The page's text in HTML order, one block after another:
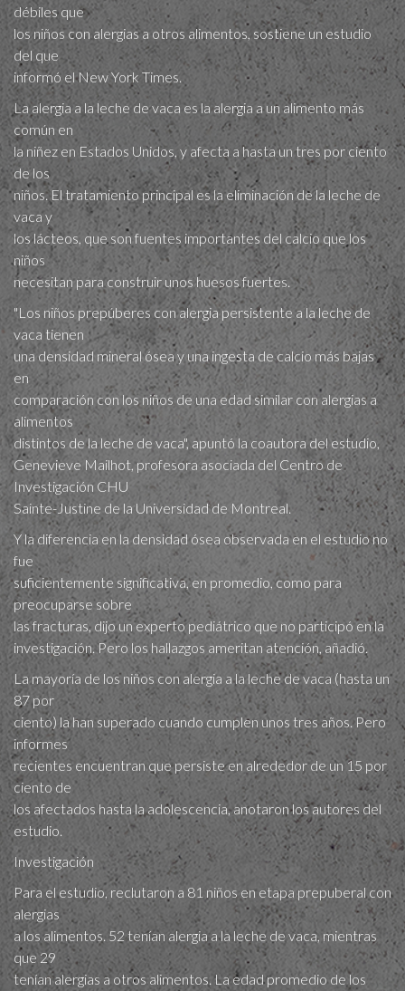
débiles que
los niños con alergias a otros alimentos, sostiene un estudio
del que
informó el New York Times.
La alergia a la leche de vaca es la alergia a un alimento más
común en
la niñez en Estados Unidos, y afecta a hasta un tres por ciento
de los
niños. El tratamiento principal es la eliminación de la leche de
vaca y
los lácteos, que son fuentes importantes del calcio que los
niños
necesitan para construir unos huesos fuertes.
"Los niños prepúberes con alergia persistente a la leche de
vaca tienen
una densidad mineral ósea y una ingesta de calcio más bajas
en
comparación con los niños de una edad similar con alergias a
alimentos
distintos de la leche de vaca", apuntó la coautora del estudio,
Genevieve Mailhot, profesora asociada del Centro de
Investigación CHU
Sainte-Justine de la Universidad de Montreal.
Y la diferencia en la densidad ósea observada en el estudio no
fue
suficientemente significativa, en promedio, como para
preocuparse sobre
las fracturas, dijo un experto pediátrico que no participó en la
investigación. Pero los hallazgos ameritan atención, añadió.
La mayoría de los niños con alergia a la leche de vaca (hasta un
87 por
ciento) la han superado cuando cumplen unos tres años. Pero
informes
recientes encuentran que persiste en alrededor de un 15 por
ciento de
los afectados hasta la adolescencia, anotaron los autores del
estudio.
Investigación
Para el estudio, reclutaron a 81 niños en etapa prepuberal con
alergias
a los alimentos. 52 tenían alergia a la leche de vaca, mientras
que 29
tenían alergias a otros alimentos. La edad promedio de los